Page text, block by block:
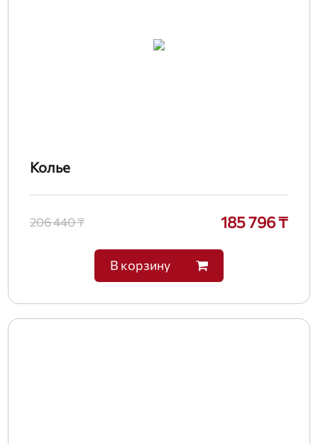
Колье
206 440 ₸ 185 796 ₸
В корзину